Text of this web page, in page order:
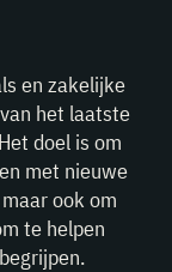
en zakelijke
het laatste
doel is om
met nieuwe
ook om
te helpen